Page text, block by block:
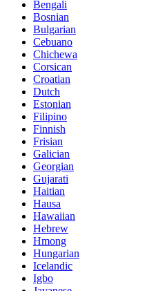
Bengali
Bosnian
Bulgarian
Cebuano
Chichewa
Corsican
Croatian
Dutch
Estonian
Filipino
Finnish
Frisian
Galician
Georgian
Gujarati
Haitian
Hausa
Hawaiian
Hebrew
Hmong
Hungarian
Icelandic
Igbo